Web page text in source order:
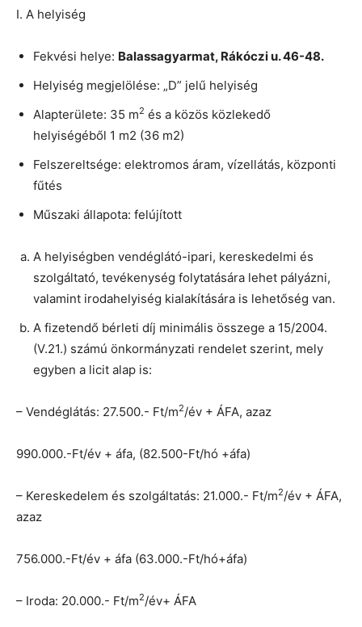
I. A helyiség
Fekvési helye: Balassagyarmat, Rákóczi u. 46-48.
Helyiség megjelölése: „D” jelű helyiség
Alapterülete: 35 m2 és a közös közlekedő
helyiségéből 1 m2 (36 m2)
Felszereltsége: elektromos áram, vízellátás, központi
fűtés
Műszaki állapota: felújított
A helyiségben vendéglátó-ipari, kereskedelmi és
szolgáltató, tevékenység folytatására lehet pályázni,
valamint irodahelyiség kialakítására is lehetőség van.
A fizetendő bérleti díj minimális összege a 15/2004.
(V.21.) számú önkormányzati rendelet szerint, mely
egyben a licit alap is:
– Vendéglátás: 27.500.- Ft/m2/év + ÁFA, azaz
990.000.-Ft/év + áfa, (82.500-Ft/hó +áfa)
– Kereskedelem és szolgáltatás: 21.000.- Ft/m2/év + ÁFA,
azaz
756.000.-Ft/év + áfa (63.000.-Ft/hó+áfa)
– Iroda: 20.000.- Ft/m2/év+ ÁFA